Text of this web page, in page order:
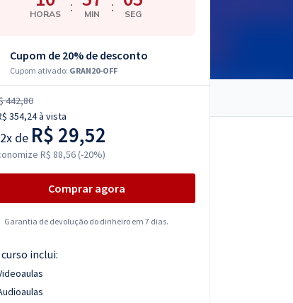
HORAS : MIN : SEG
Cupom de 20% de desconto
Cupom ativado: GRAN20-OFF
442,80
354,24à vista
de R$ 29,52
R$ 88,56 (-20%)
Comprar agora
Garantia de devolução do dinheiro em 7 dias.
inclui: